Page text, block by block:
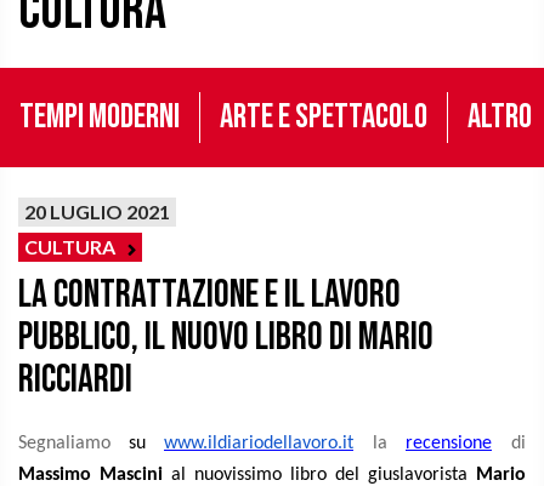
Tempi moderni Arte e Spettacolo Altro
20 LUGLIO 2021
CULTURA
La contrattazione e il lavoro
pubblico, il nuovo libro di Mario
Ricciardi
Segnaliamo su www.ildiariodellavoro.it la recensione di
Massimo Mascini al nuovissimo libro del giuslavorista Mario